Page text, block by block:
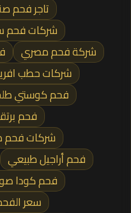
تاجر فحم
شركات فحم
شركة فحم مصري
شركات حطب
فحم كوستي
فحم
شركات فحم
فحم أراجيل طبيعي
فحم كودا
سعر